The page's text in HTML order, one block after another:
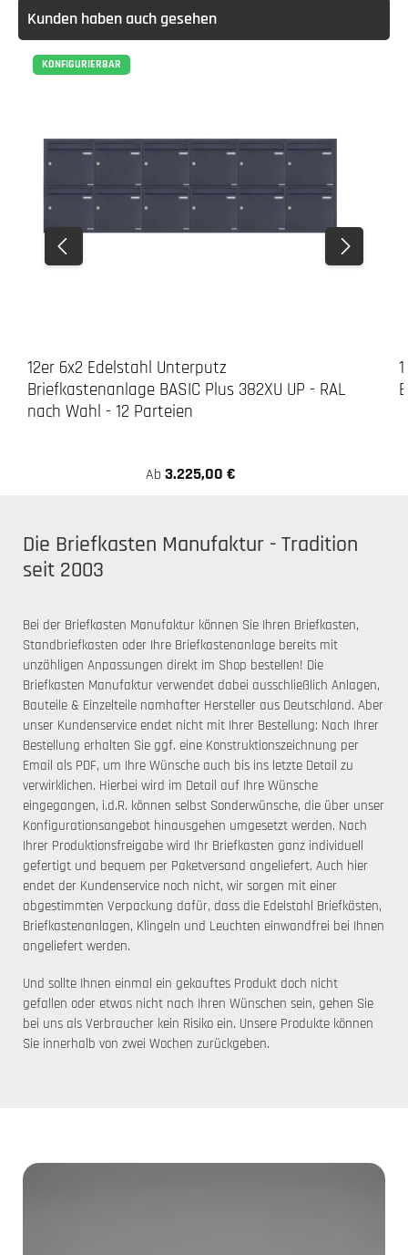
Kunden haben auch gesehen
KONFIGURIERBAR
12er 6x2 Edelstahl Unterputz
Briefkastenanlage BASIC Plus 382XU UP - RAL
nach Wahl - 12 Parteien
Ab 3.225,00 €
Die Briefkasten Manufaktur - Tradition
seit 2003
Bei der Briefkasten Manufaktur können Sie Ihren Briefkasten,
Standbriefkasten oder Ihre Briefkastenanlage bereits mit
unzähligen Anpassungen direkt im Shop bestellen! Die
Briefkasten Manufaktur verwendet dabei ausschließlich Anlagen,
Bauteile & Einzelteile namhafter Hersteller aus Deutschland. Aber
unser Kundenservice endet nicht mit Ihrer Bestellung: Nach Ihrer
Bestellung erhalten Sie ggf. eine Konstruktionszeichnung per
Email als PDF, um Ihre Wünsche auch bis ins letzte Detail zu
verwirklichen. Hierbei wird im Detail auf Ihre Wünsche
eingegangen, i.d.R. können selbst Sonderwünsche, die über unser
Konfigurationsangebot hinausgehen umgesetzt werden. Nach
Ihrer Produktionsfreigabe wird Ihr Briefkasten ganz individuell
gefertigt und bequem per Paketversand angeliefert. Auch hier
endet der Kundenservice noch nicht, wir sorgen mit einer
abgestimmten Verpackung dafür, dass die Edelstahl Briefkästen,
Briefkastenanlagen, Klingeln und Leuchten einwandfrei bei Ihnen
angeliefert werden.
Und sollte Ihnen einmal ein gekauftes Produkt doch nicht
gefallen oder etwas nicht nach Ihren Wünschen sein, gehen Sie
bei uns als Verbraucher kein Risiko ein. Unsere Produkte können
Sie innerhalb von zwei Wochen zurückgeben.